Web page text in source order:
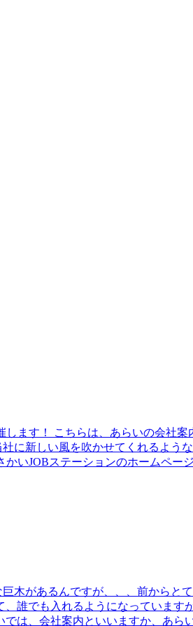
ます！ こちらは、あらいの会社案
に新しい風を吹かせてくれるよう
いJOBステーションのホームペー
木があるんですが、、、前からと
誰でも入れるようになっています
は、会社案内といいますか、あら